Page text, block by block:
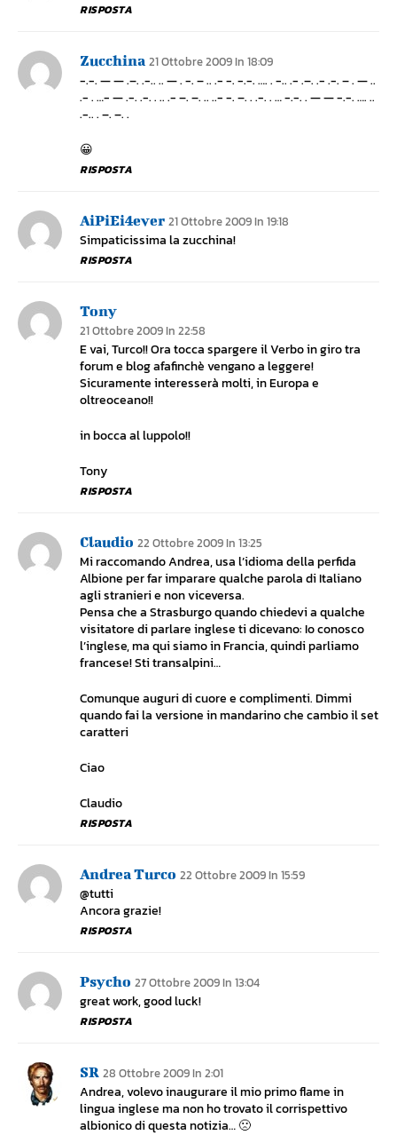
RISPOSTA
Zucchina 21 Ottobre 2009 In 18:09
-.-. — — .–. .-.. .. — . -. – .. .- -. -.-. …. . -.. .- .–. .- .-. – . — ..
.- . …- — .-. .-. . .. .- –. –. .. ..- -. –. . .-. . … -.-. . — — -.-. …. ..
.-.. . –. –. .
😀
RISPOSTA
AiPiEi4ever 21 Ottobre 2009 In 19:18
Simpaticissima la zucchina!
RISPOSTA
Tony
21 Ottobre 2009 In 22:58
E vai, Turco!! Ora tocca spargere il Verbo in giro tra
forum e blog afafinchè vengano a leggere!
Sicuramente interesserà molti, in Europa e
oltreoceano!!
in bocca al luppolo!!
Tony
RISPOSTA
Claudio 22 Ottobre 2009 In 13:25
Mi raccomando Andrea, usa l’idioma della perfida
Albione per far imparare qualche parola di Italiano
agli stranieri e non viceversa.
Pensa che a Strasburgo quando chiedevi a qualche
visitatore di parlare inglese ti dicevano: Io conosco
l’inglese, ma qui siamo in Francia, quindi parliamo
francese! Sti transalpini…
Comunque auguri di cuore e complimenti. Dimmi
quando fai la versione in mandarino che cambio il set
caratteri
Ciao
Claudio
RISPOSTA
Andrea Turco 22 Ottobre 2009 In 15:59
@tutti
Ancora grazie!
RISPOSTA
Psycho 27 Ottobre 2009 In 13:04
great work, good luck!
RISPOSTA
SR 28 Ottobre 2009 In 2:01
Andrea, volevo inaugurare il mio primo flame in
lingua inglese ma non ho trovato il corrispettivo
albionico di questa notizia… 🙁